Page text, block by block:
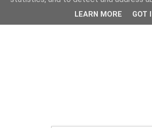
Iosif și frații săi pe
LEARN MORE GOT